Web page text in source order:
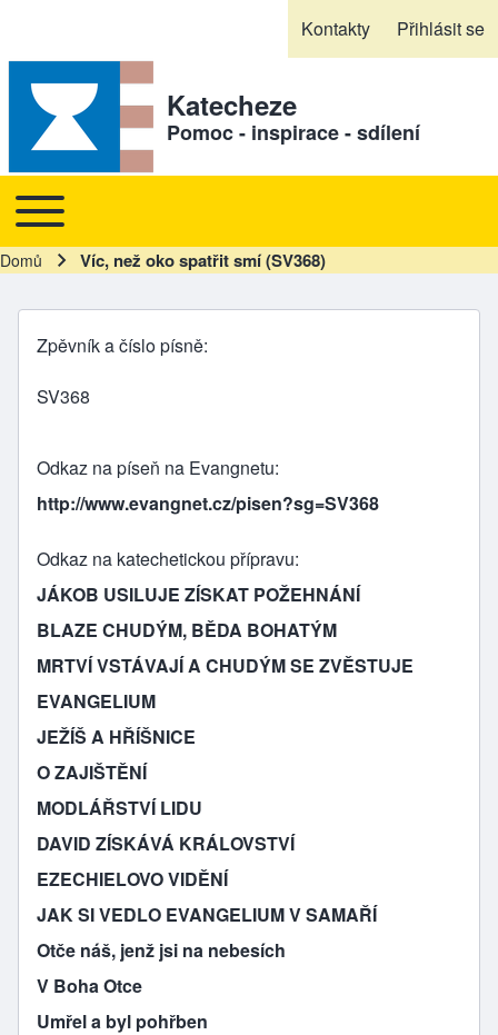
Kontakty Přihlásit se
Katecheze
Pomoc - inspirace - sdílení
Hlavní navigace
Toggle main menu
Drobečková navigace
Domů Víc, než oko spatřit smí (SV368)
Zpěvník a číslo písně
SV368
Odkaz na píseň na Evangnetu
http://www.evangnet.cz/pisen?sg=SV368
Odkaz na katechetickou přípravu
JÁKOB USILUJE ZÍSKAT POŽEHNÁNÍ
BLAZE CHUDÝM, BĚDA BOHATÝM
MRTVÍ VSTÁVAJÍ A CHUDÝM SE ZVĚSTUJE
EVANGELIUM
JEŽÍŠ A HŘÍŠNICE
O ZAJIŠTĚNÍ
MODLÁŘSTVÍ LIDU
DAVID ZÍSKÁVÁ KRÁLOVSTVÍ
EZECHIELOVO VIDĚNÍ
JAK SI VEDLO EVANGELIUM V SAMAŘÍ
Otče náš, jenž jsi na nebesích
V Boha Otce
Umřel a byl pohřben